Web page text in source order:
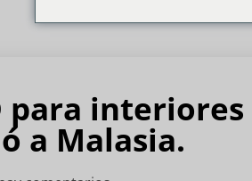
para interiores
a Malasia.